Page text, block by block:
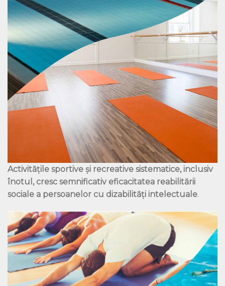
Activitățile sportive și recreative sistematice, inclusiv
înotul, cresc semnificativ eficacitatea reabilitării
sociale a persoanelor cu dizabilități intelectuale.